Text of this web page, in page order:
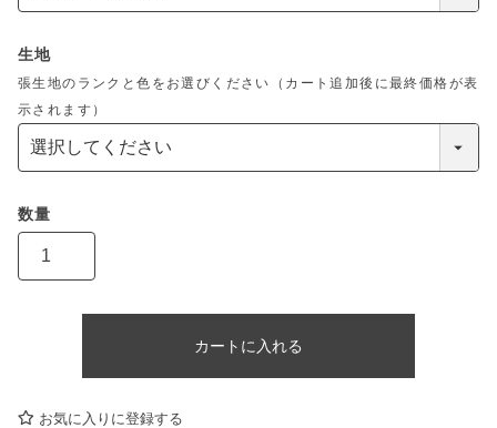
生地
張生地のランクと色をお選びください（カート追加後に最終価格が表
示されます）
お気に入りに登録する
カートに入れる